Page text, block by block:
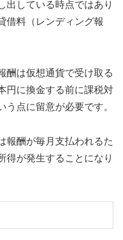
出している時点ではあり
借料（レンディング報
酬は仮想通貨で受け取る
円に換金する前に課税対
点に留意が必要です。
報酬が毎月支払われるた
得が発生することになり